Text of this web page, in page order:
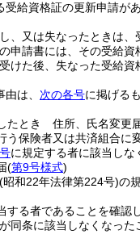
受給資格証の更新申請が
、又は失なったときは
の申請書には、その受給資
けた後、失なった受給
は、 次の各号に掲げる
たとき 住所、氏名変更
う保険者又は共済組合
に規定する者に該当し
(第9号様式)
(昭和22年法律第224号)の
する者であることを確認
同条に該当しなくなっ